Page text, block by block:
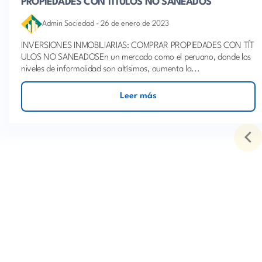
Admin Sociedad - 26 de enero de 2023
INVERSIONES INMOBILIARIAS: COMPRAR PROPIEDADES CON TÍT
ULOS NO SANEADOSEn un mercado como el peruano, donde los
niveles de informalidad son altísimos, aumenta la...
Leer más